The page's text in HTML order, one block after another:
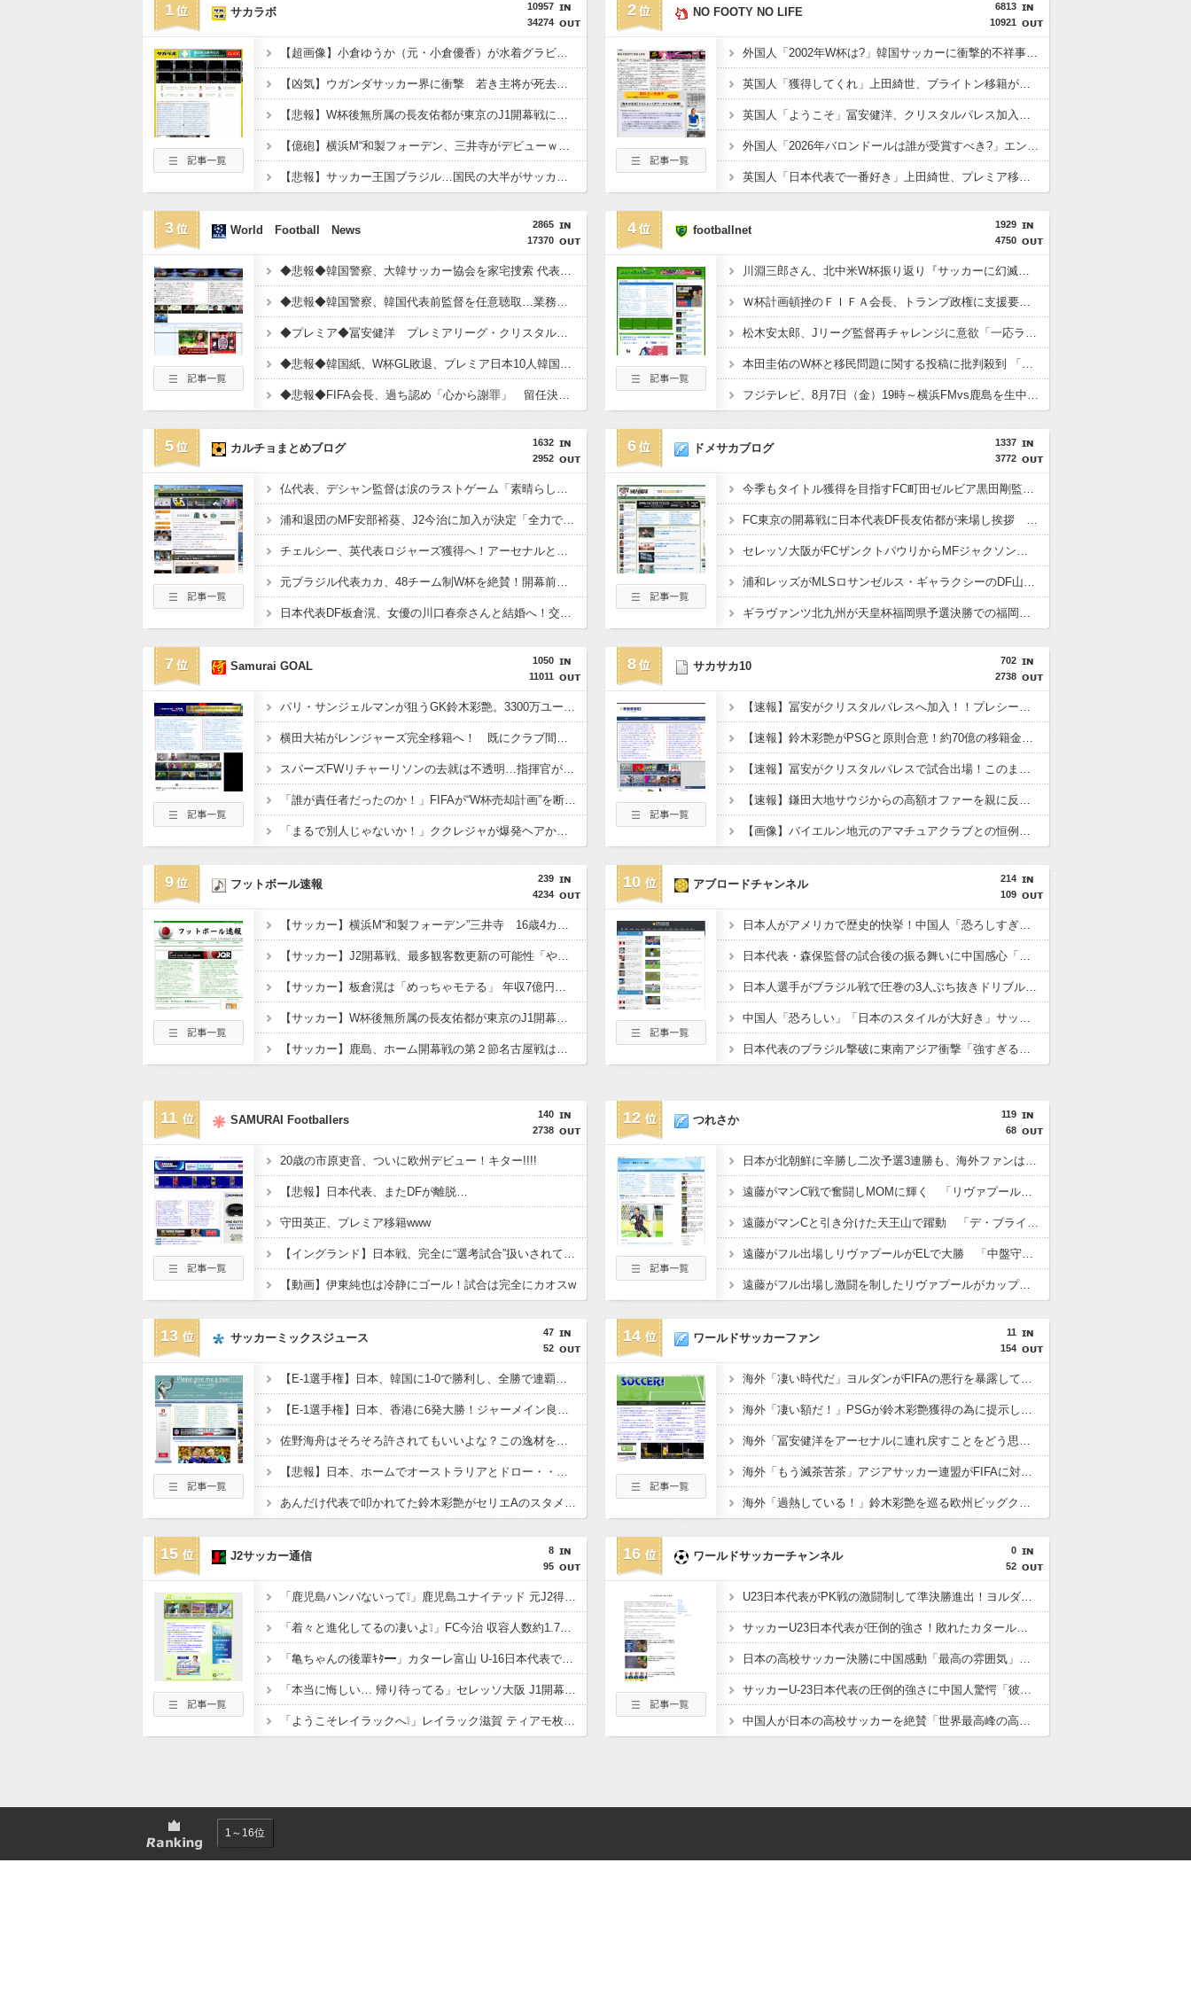
1
10957
34274
サカラボ
【超画像】小倉ゆうか（元・小倉優香）が水着グラビア復帰ｗｗｗｗｗ
【凶気】ウガンダサッカー界に衝撃 若き主将が死去 携帯電話強盗に抵抗した末に石で滅多打ち…
【悲報】W杯後無所属の長友佑都が東京のJ1開幕戦に来場「みなさまへご挨拶させていただきます」
【億砲】横浜M“和製フォーデン、三井寺がデビューｗｗｗｗｗｗ
【悲報】サッカー王国ブラジル…国民の大半がサッカーの興味なしの模様・・
2
6813
10921
NO FOOTY NO LIFE
外国人「2002年W杯は?」韓国サッカーに衝撃的不祥事！W杯予選でレフリーへの性的接待発覚！海外騒然！【海外の反応】
英国人「獲得してくれ」上田綺世、ブライトン移籍が浮上！三笘薫との日本代表ホットライン実現!?現地サポ大興奮！「勘弁してくれ」と危惧される懸念点とは!?【海外の反応】
英国人「ようこそ」冨安健洋、クリスタルパレス加入が決定的に！メディカル検査をパス！現地サポが歓迎！アーセナルファンも祝福！【海外の反応】
外国人「2026年バロンドールは誰が受賞すべき?」エンバペ、今季無冠でも初受賞か!?海外ファンが考える本命とは!?【海外の反応】
英国人「日本代表で一番好き」上田綺世、プレミア移籍が浮上！現地サポが大興奮！獲得を望む声が殺到！【海外の反応】
3
2865
17370
World Football News
◆悲報◆韓国警察、大韓サッカー協会を家宅捜索 代表監督選考巡り
◆悲報◆韓国警察、韓国代表前監督を任意聴取…業務上背任などの容疑
◆プレミア◆冨安健洋 プレミアリーグ・クリスタルパレス入りへ BBCなど複数メディアが報道 身体検査クリア、一両日中に正式契約
◆悲報◆韓国紙、W杯GL敗退、プレミア日本10人韓国0人で錯乱！久保建英を酷評の上「“日本のイ・ガンイン”」などといい出す始末????????????
◆悲報◆FIFA会長、過ち認め「心から謝罪」 留任決定を英報道…W杯権利売却案を巡る大騒動
4
1929
4750
footballnet
川淵三郎さん、北中米W杯振り返り『サッカーに幻滅した人多いのでは…』審判や汚いプレーに怒り…
Ｗ杯計画頓挫のＦＩＦＡ会長、トランプ政権に支援要請＝米紙
松木安太郎、Jリーグ監督再チャレンジに意欲「一応ライセンスも持っているので」 ヴェルディ川崎の監督時代には2連覇を達成
本田圭佑のW杯と移民問題に関する投稿に批判殺到 「問題発言だとわからないのか？」「ネタにするな」 釈明も火に油
フジテレビ、8月7日（金）19時～横浜FMvs鹿島を生中継！中山雅史＆井原正巳＆鈴木隆行のトリプル解説が決定
5
1632
2952
カルチョまとめブログ
仏代表、デシャン監督は涙のラストゲーム「素晴らしい冒険だった」 来週にもジダン新監督が就任へ
浦和退団のMF安部裕葵、J2今治に加入が決定「全力で頑張ります」（関連まとめ）
チェルシー、英代表ロジャーズ獲得へ！アーセナルとの争奪戦を制す 移籍金は英国人史上最高額の1億1700万ポンド（約256億円）
元ブラジル代表カカ、48チーム制W杯を絶賛！開幕前の不安を一蹴「多すぎると思っていたが退屈な試合は一つもなかった」
日本代表DF板倉滉、女優の川口春奈さんと結婚へ！交際１年、W杯を終え決断（関連まとめ）
6
1337
3772
ドメサカブログ
今季もタイトル獲得を目指すFC町田ゼルビア黒田剛監督が抱負を語る
FC東京の開幕戦に日本代表DF長友佑都が来場し挨拶 去就に注目集まる
セレッソ大阪がFCザンクトパウリからMFジャクソン・アーバインを完全移籍で獲得と発表 「チームがさらに良くなる手助けをしたいと思っています」
浦和レッズがMLSロサンゼルス・ギャラクシーのDF山根視来を獲得へ 曺貴裁監督の湘南時代の教え子
ギラヴァンツ北九州が天皇杯福岡県予選決勝での福岡大とのトラブルを謝罪 退場のFW永井龍には2試合の出場停止処分
7
1050
11011
Samurai GOAL
パリ・サンジェルマンが狙うGK鈴木彩艶。3300万ユーロ（約59億7000万円）のオファー提示も、パルマは要求額を釣り上げ
横田大祐がレンジャーズ完全移籍へ！ 既にクラブ間合意、“オールドファーム”で日本人対決の可能性
スパーズFWリチャーリソンの去就は不透明…指揮官が認める「とにかく話をする必要がある」
「誰が責任者だったのか！」FIFAが“W杯売却計画”を断念…UEFAが超長文でインファンティーノ会長を激しく糾弾！「これで終わりではない」
「まるで別人じゃないか！」ククレジャが爆発ヘアからまさかの“大胆イメチェン”にファン騒然「確実にカッコよくなった」「いや、なんか寂しいなぁ」
8
702
2738
サカサカ10
【速報】冨安がクリスタルパレスへ加入！！プレシーズン参加から本契約へ！
【速報】鈴木彩艶がPSGと原則合意！約70億の移籍金となる模様
【速報】冨安がクリスタルパレスで試合出場！このまま内定の声が上がっている模様wwwww
【速報】鎌田大地サウジからの高額オファーを親に反対され断っていたwwwww
【画像】バイエルン地元のアマチュアクラブとの恒例の試合の結果がこちらwwwww
9
239
4234
フットボール速報
【サッカー】横浜M“和製フォーデン”三井寺 16歳4カ月5日でJ1開幕史上最年少先発デビューへ「ワクワクする」
【サッカー】J2開幕戦、最多観客数更新の可能性「やばい！」 チケット6万超えが発券「見間違いじゃない？」
【サッカー】板倉滉は「めっちゃモテる」 年収7億円・お洒落・包容力…超愛される日本代表
【サッカー】W杯後無所属の長友佑都が東京のJ1開幕戦に来場「みなさまへご挨拶させていただきます」
【サッカー】鹿島、ホーム開幕戦の第２節名古屋戦はチケット完売の見通し…国立での開幕戦に続き２戦連続で“超満員”
10
214
109
アブロードチャンネル
日本人がアメリカで歴史的快挙！中国人「恐ろしすぎる」「人間にこんなことが可能なのか？」「サッカーで例えるなら…」【海外の反応】
日本代表・森保監督の試合後の振る舞いに中国感心「親しみやすくて有能」「謙虚で礼儀正しい」【海外の反応】
日本人選手がブラジル戦で圧巻の3人ぶち抜きドリブル！中国人「バケモンだ」「風のような男」【海外の反応】
中国人「恐ろしい」「日本のスタイルが大好き」サッカー日本代表のブラジル戦初勝利に中国驚嘆【海外の反応】
日本代表のブラジル撃破に東南アジア衝撃「強すぎる「韓国は日本を見習わないと」「アジアは彼らにとって狭すぎる」【海外の反応】
11
140
2738
SAMURAI Footballers
20歳の市原吏音、ついに欧州デビュー！キター!!!!
【悲報】日本代表、またDFが離脱…
守田英正、プレミア移籍www
【イングランド】日本戦、完全に“選考試合”扱いされている可能性
【動画】伊東純也は冷静にゴール！試合は完全にカオスw
12
119
68
つれさか
日本が北朝鮮に辛勝し二次予選3連勝も、海外ファンは采配に辛辣「おそろしい内容の後半」「今日の森保はチキン」
遠藤がマンC戦で奮闘しMOMに輝く 「リヴァプールの全てを体現している」「ダントツでリーグ最高のボランチ」
遠藤がマンCと引き分けた天王山で躍動 「デ・ブライネ封じ込めた」「プレミア最高のボランチ」「遠藤がサッカーだ」「当然ながらサポに愛されている」
遠藤がフル出場しリヴァプールがELで大勝 「中盤守備のスペシャリスト」「マジで絶大な存在」「決して怯まない」
遠藤がフル出場し激闘を制したリヴァプールがカップ制覇 「遠藤がチェルシーを完全に圧倒」「エンソとカイセドを合わせたよりも上」
13
47
52
サッカーミックスジュース
【E-1選手権】日本、韓国に1-0で勝利し、全勝で連覇達成！ジャーメインのゴールを守り切る！
【E-1選手権】日本、香港に6発大勝！ジャーメイン良がデビュー戦で4ゴール！
佐野海舟はそろそろ許されてもいいよな？この逸材を代表に呼ばないのは大損失だろ
【悲報】日本、ホームでオーストラリアとドロー・・・谷口OGでまさかの先制許すもキレキレ中村が同点弾演出でかろうじて勝ち点1
あんだけ代表で叩かれてた鈴木彩艶がセリエAのスタメンで大活躍してるという事実
14
11
154
ワールドサッカーファン
海外「凄い時代だ」ヨルダンがFIFAの悪行を暴露して海外大騒ぎ！（海外の反応）
海外「凄い額だ！」PSGが鈴木彩艶獲得の為に提示した金額に海外びっくり仰天！（海外の反応）
海外「冨安健洋をアーセナルに連れ戻すことをどう思う？」（海外の反応）
海外「もう滅茶苦茶」アジアサッカー連盟がFIFAに対する立場を明確にして海外大騒ぎ！（海外の反応）
海外「過熱している！」鈴木彩艶を巡る欧州ビッグクラブ争奪戦に海外興味津々！（海外の反応）
15
8
95
J2サッカー通信
「鹿児島ハンパないって❕」鹿児島ユナイテッド 元J2得点王! FWフアンマ・デルガドが新加入することを発表‼大宮、福岡でもプレーし 2度の長崎J1昇格に貢献「皆さんに最高の喜びを」
「着々と進化してるの凄いよ❕」FC今治 収容人数約1.7倍！アシックス里山スタジアム増席完了を発表‼観客席だけでなく コンコースやトイレ 観客動線なども整備
「亀ちゃんの後輩ｷﾀ━」カターレ富山 U-16日本代表でもプレー! 流経大柏からMF内田煌生の新加入内定したことを発表‼「持ち味である豊富な運動量とボール奪取能力を」
「本当に悔しい… 帰り待ってる」セレッソ大阪 J1開幕目前に大きな痛手 MF柴山昌也がトレーニングマッチ中に負傷 左ひざ複合じん帯損傷と診断 長期離脱も
「ようこそレイラックへ❕」レイラック滋賀 ティアモ枚方から MF松原 海斗が期限付き移籍で加入することを発表‼「チームの勝利に貢献できるよう全力で戦っていきます」
16
0
52
ワールドサッカーチャンネル
U23日本代表がPK戦の激闘制して準決勝進出！ヨルダン「史上最も奇妙なPK」「日本を追い詰めたことは誇らしい」【海外の反応】
サッカーU23日本代表が圧倒的強さ！敗れたカタール脱帽「日本は真のチャンピオン」「神の意志により我々は立ち上がる」【海外の反応】
日本の高校サッカー決勝に中国感動「最高の雰囲気」「こんな大会に出場したかった」【海外の反応】
サッカーU-23日本代表の圧倒的強さに中国人驚愕「彼らにアジアは狭すぎる」【海外の反応】
中国人が日本の高校サッカーを絶賛「世界最高峰の高校大会」「中国スーパーリーグと同レベル」【海外の反応】
1～16位